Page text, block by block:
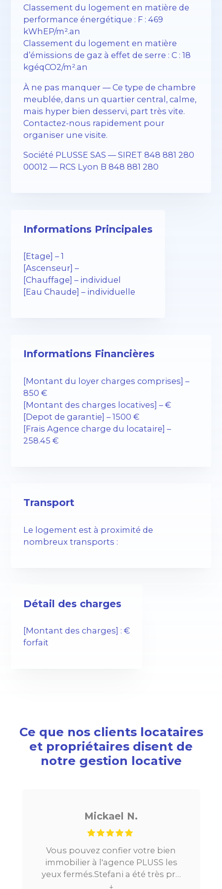
Classement du logement en matière de
performance énergétique : F : 469
kWhEP/m².an
Classement du logement en matière
d’émissions de gaz à effet de serre : C : 18
kgéqCO2/m².an
À ne pas manquer — Ce type de chambre
meublée, dans un quartier central, calme,
mais hyper bien desservi, part très vite.
Contactez-nous rapidement pour
organiser une visite.
Société PLUSSE SAS — SIRET 848 881 280
00012 — RCS Lyon B 848 881 280
Informations Principales
[Etage] – 1
[Ascenseur] –
[Chauffage] – individuel
[Eau Chaude] – individuelle
Informations Financières
[Montant du loyer charges comprises] –
850 €
[Montant des charges locatives] – €
[Depot de garantie] – 1500 €
[Frais Agence charge du locataire] –
258.45 €
Transport
Le logement est à proximité de
nombreux transports :
Détail des charges
[Montant des charges] : €
forfait
Ce que nos clients locataires
et propriétaires disent de
notre gestion locative
Mickael N.
Vous pouvez confier votre bien
à l'agence PLUSS les
fermés.Stefani a été très pro
au long du processus.Très